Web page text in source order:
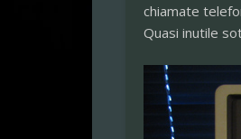
chiamate
Quasi inutile